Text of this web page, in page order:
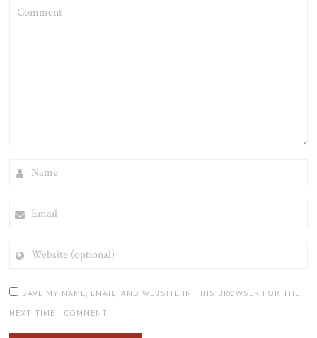
(OPTIONAL)
SAVE MY NAME, EMAIL, AND WEBSITE IN THIS BROWSER FOR THE
NEXT TIME I COMMENT.